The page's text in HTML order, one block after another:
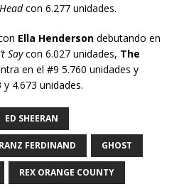
con 6.277 unidades.
Ella Henderson debutando en
Saycon 6.027 unidades, The
en el #9 5.760 unidades y
4.673 unidades.
ED SHEERAN
FERDINAND GHOST
REX ORANGE COUNTY